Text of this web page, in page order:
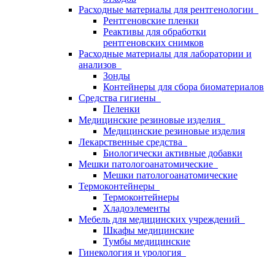
Расходные материалы для рентгенологии
Рентгеновские пленки
Реактивы для обработки
рентгеновских снимков
Расходные материалы для лаборатории и
анализов
Зонды
Контейнеры для сбора биоматериалов
Средства гигиены
Пеленки
Медицинские резиновые изделия
Медицинские резиновые изделия
Лекарственные средства
Биологически активные добавки
Мешки патологоанатомические
Мешки патологоанатомические
Термоконтейнеры
Термоконтейнеры
Хладоэлементы
Мебель для медицинских учреждений
Шкафы медицинские
Тумбы медицинские
Гинекология и урология